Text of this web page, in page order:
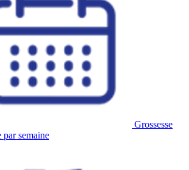
Grossesse
par semaine